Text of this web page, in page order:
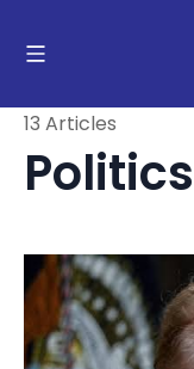
Politics
13 Articles